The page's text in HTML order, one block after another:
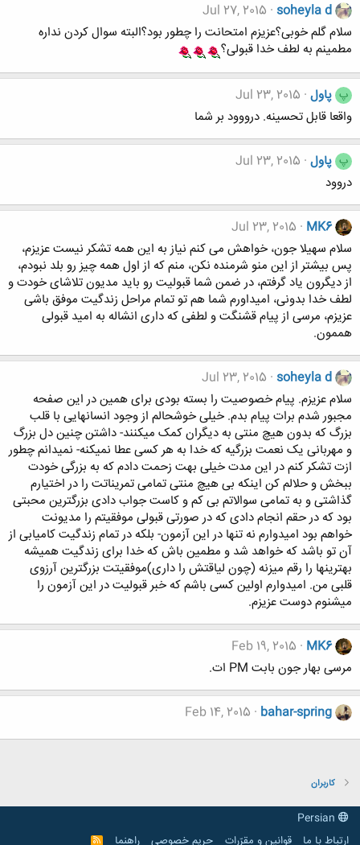
soheyla d
Jul 27, 2015
سلام گلم خوبی؟عزیزم امتحانت را چطور بود؟البته سوال کردن نداره
مطمینم به لطف خدا قبولی؟
پ پاول Jul 23, 2015
واقعا قابل تحسینه. درووود بر شما
پ پاول Jul 23, 2015
دروود
MK6
Jul 23, 2015
سلام سهیلا جون، خواهش می کنم نیاز به این همه تشکر نیست عزیزم،
پس بیشتر از این منو شرمنده نکن، منم که از اول همه چیز رو بلد نبودم،
از دیگرون یاد گرفتم، در ضمن شما قبولیت رو باید مدیون تلاشای خودت و
لطف خدا بدونی، امیداورم شما هم تو تمام مراحل زندگیت موفق باشی
عزیزم، مرسی از پیام قشنگت و لطفی که داری انشاله به امید قبولی
هممون.
soheyla d
Jul 23, 2015
سلام عزیزم. پیام خصوصیت را بسته بودی برای همین در این صفحه
مجبور شدم برات پیام بدم. خیلی خوشحالم از وجود انسانهایی با قلب
بزرگ که بدون هیچ منتی به دیگران کمک میکنند- داشتن چنین دل بزرگ
و مهربانی یک نعمت بزرگیه که خدا به هر کسی عطا نمیکنه- نمیدانم چطور
ازت تشکر کنم در این مدت خیلی بهت زحمت دادم که به بزرگی خودت
ببخش و حلالم کن اینکه بی هیچ منتی تمامی تمریناتت را در اختیارم
گذاشتی و به تمامی سوالاتم بی کم و کاست جواب دادی بزرگترین محبتی
بود که در حقم انجام دادی که در صورتی قبولی موفقیتم را مدیونت
خواهم بود امیدوارم نه تنها در این آزمون- بلکه در تمام زندگیت کامیابی از
آن تو باشد که خواهد شد و مطمین باش که خدا برای زندگیت همیشه
بهترینها را رقم میزنه (چون لیاقتش را داری)موفقیتت بزرگترین آرزوی
قلبی من. امیدوارم اولین کسی باشم که خبر قبولیت در این آزمون را
میشنوم دوست عزیزم.
MK6
Feb 19, 2015
مرسی بهار جون بابت PM ات.
bahar-spring
Feb 14, 2015
کاربران
ارتباط با ما
قوانین و مقرّرات حریم خصوصی راهنما
R